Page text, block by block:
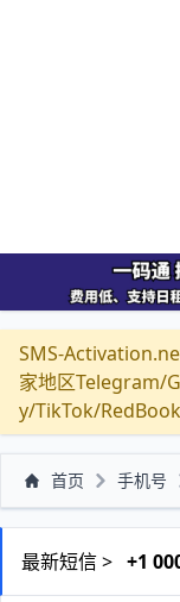
SMS-
家地区Telegram/
y/TikTok/
首页 手机号
最新短信 > +1